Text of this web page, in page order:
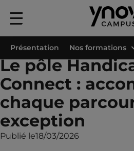
Menu
principal
Le pôle
Connect :
chaque
exception
Publié le18/03/2026
Présentation Nos formations